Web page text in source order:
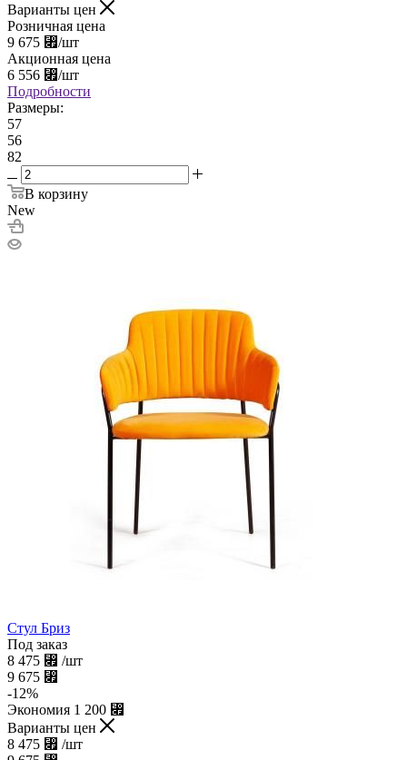
Варианты цен
Розничная цена
9 675 ⃏/шт
Акционная цена
6 556 ⃏/шт
Подробности
Размеры:
57
56
82
В корзину
New
Стул Бриз
Под заказ
8 475 ⃏ /шт
9 675 ⃏
-12%
Экономия 1 200 ⃏
Варианты цен
8 475 ⃏ /шт